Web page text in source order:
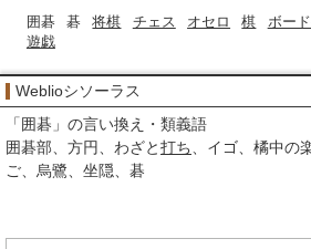
囲碁 碁 将棋 チェス オセロ 棋 ボー
遊戯
Weblioシソーラス
「囲碁 」の言い換え・類義語
囲碁部
方円 わざと打ち イゴ 橘中の
ご
烏鷺 坐隠 碁